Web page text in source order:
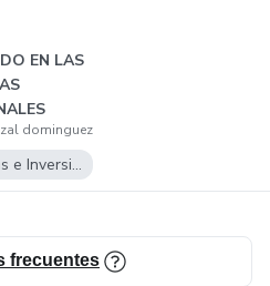
EN LAS
dominguez
Finanzas e Inversiones
frecuentes